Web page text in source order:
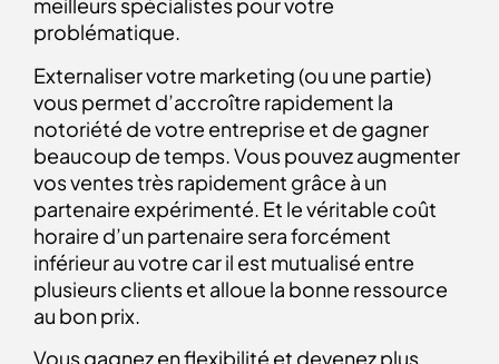
meilleurs spécialistes pour votre
problématique.
Externaliser votre marketing (ou une partie)
vous permet d’accroître rapidement la
notoriété de votre entreprise et de gagner
beaucoup de temps. Vous pouvez augmenter
vos ventes très rapidement grâce à un
partenaire expérimenté. Et le véritable coût
horaire d’un partenaire sera forcément
inférieur au votre car il est mutualisé entre
plusieurs clients et alloue la bonne ressource
au bon prix.
Vous gagnez en flexibilité et devenez plus